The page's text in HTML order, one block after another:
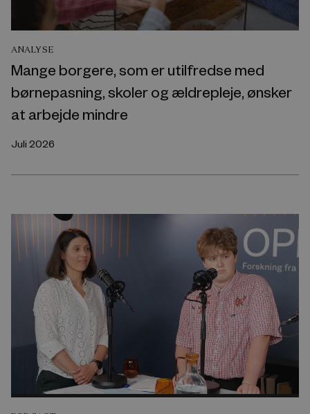
ANALYSE
Mange borgere, som er utilfredse med
børnepasning, skoler og ældrepleje, ønsker
at arbejde mindre
Juli 2026